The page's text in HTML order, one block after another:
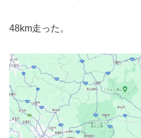
48km走った。